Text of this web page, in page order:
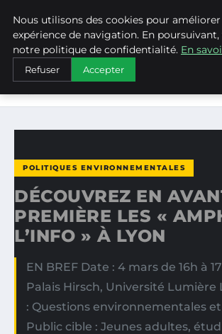
ACCUEIL
POLITIQUES
DÉCOUVREZ EN AVANT-PREMIÈRE LES «
POLITIQUES ENVIRONNEMENTALES
DÉCOUVREZ EN
PREMIÈRE LES «
L’INFO » À LYON
EN BREF Date : 4 mars de 16h à
Palais Hirsch, Université Lumière
: Questions environnementales
Public cible : Jeunes adultes,
Nous utilisons des cookies pour
expérience de navigation. En
notre politique de confidentialité. En
Refuser Accepter